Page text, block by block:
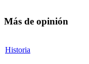
Más de opinión
Historia